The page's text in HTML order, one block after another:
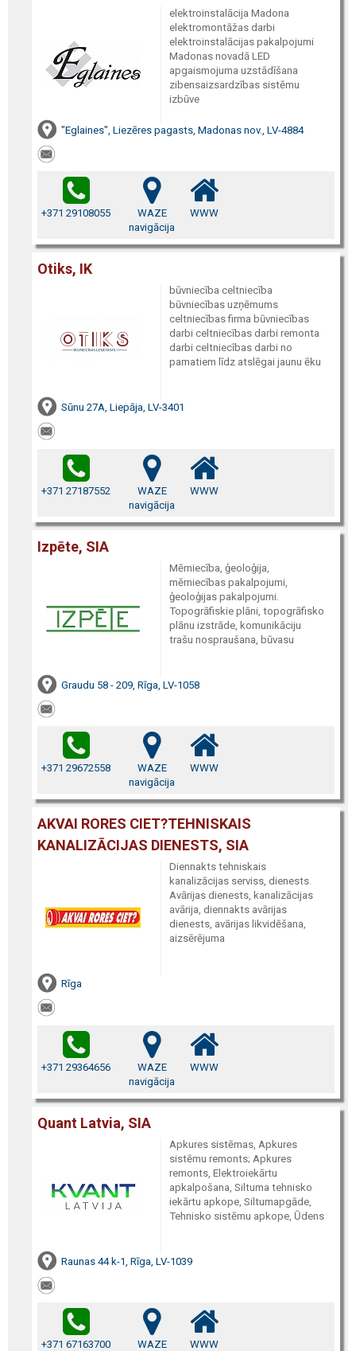
elektroinstalācija Madona
elektromontāžas darbi
elektroinstalācijas pakalpojumi
Madonas novadā LED
apgaismojuma uzstādīšana
zibensaizsardzības sistēmu
izbūve
"Eglaines", Liezēres pagasts, Madonas nov., LV-4884
+371 29108055
WAZE
navigācija
WWW
Otiks, IK
būvniecība celtniecība
būvniecības uzņēmums
celtniecības firma būvniecības
darbi celtniecības darbi remonta
darbi celtniecības darbi no
pamatiem līdz atslēgai jaunu ēku
Sūnu 27A, Liepāja, LV-3401
+371 27187552
WAZE
navigācija
WWW
Izpēte, SIA
Mērniecība, ģeoloģija,
mērniecības pakalpojumi,
ģeoloģijas pakalpojumi.
Topogrāfiskie plāni, topogrāfisko
plānu izstrāde, komunikāciju
trašu nospraušana, būvasu
Graudu 58 - 209, Rīga, LV-1058
+371 29672558
WAZE
navigācija
WWW
AKVAI RORES CIET?TEHNISKAIS
KANALIZĀCIJAS DIENESTS, SIA
Diennakts tehniskais
kanalizācijas serviss, dienests.
Avārijas dienests, kanalizācijas
avārija, diennakts avārijas
dienests, avārijas likvidēšana,
aizsērējuma
Rīga
+371 29364656
WAZE
navigācija
WWW
Quant Latvia, SIA
Apkures sistēmas, Apkures
sistēmu remonts; Apkures
remonts, Elektroiekārtu
apkalpošana, Siltuma tehnisko
iekārtu apkope, Siltumapgāde,
Tehnisko sistēmu apkope, Ūdens
Raunas 44 k-1, Rīga, LV-1039
+371 67163700
WAZE
WWW